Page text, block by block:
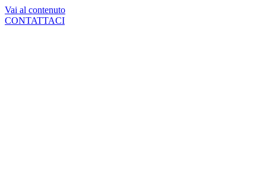
Vai al contenuto
CONTATTACI